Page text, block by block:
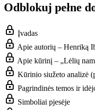
Odblokuj pełne
Įvadas
Apie autorių – Henriką
Apie kūrinį – „Lėlių
Kūrinio siužeto analizė
Pagrindinės temos ir
Simboliai pjesėje